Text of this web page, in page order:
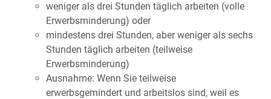
weniger als drei Stunden täglich arbeiten (volle
Erwerbsminderung) oder
mindestens drei Stunden, aber weniger als sechs
Stunden täglich arbeiten (teilweise
Erwerbsminderung)
Ausnahme: Wenn Sie teilweise
erwerbsgemindert und arbeitslos sind, weil es